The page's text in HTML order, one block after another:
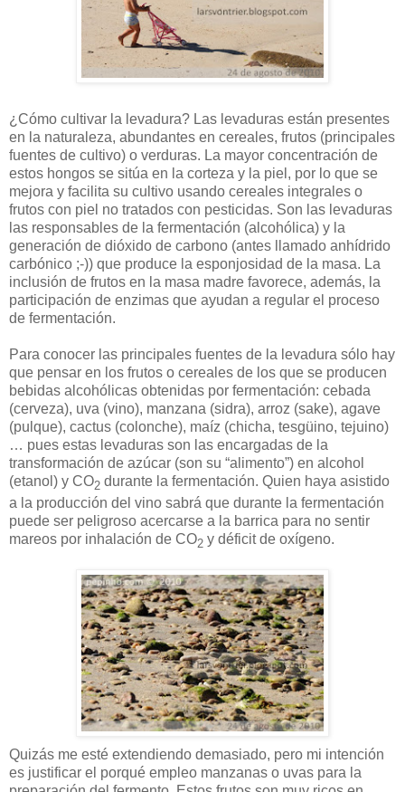
¿Cómo cultivar la levadura? Las levaduras están presentes
en la naturaleza, abundantes en cereales, frutos (principales
fuentes de cultivo) o verduras. La mayor concentración de
estos hongos se sitúa en la corteza y la piel, por lo que se
mejora y facilita su cultivo usando cereales integrales o
frutos con piel no tratados con pesticidas. Son las levaduras
las responsables de la fermentación (alcohólica) y la
generación de dióxido de carbono (antes llamado anhídrido
carbónico ;-)) que produce la esponjosidad de la masa. La
inclusión de frutos en la masa madre favorece, además, la
participación de enzimas que ayudan a regular el proceso
de fermentación.
Para conocer las principales fuentes de la levadura sólo hay
que pensar en los frutos o cereales de los que se producen
bebidas alcohólicas obtenidas por fermentación: cebada
(cerveza), uva (vino), manzana (sidra), arroz (sake), agave
(pulque), cactus (colonche), maíz (chicha, tesgüino, tejuino)
… pues estas levaduras son las encargadas de la
transformación de azúcar (son su “alimento”) en alcohol
(etanol) y CO2 durante la fermentación. Quien haya asistido
a la producción del vino sabrá que durante la fermentación
puede ser peligroso acercarse a la barrica para no sentir
mareos por inhalación de CO2 y déficit de oxígeno.
Quizás me esté extendiendo demasiado, pero mi intención
es justificar el porqué empleo manzanas o uvas para la